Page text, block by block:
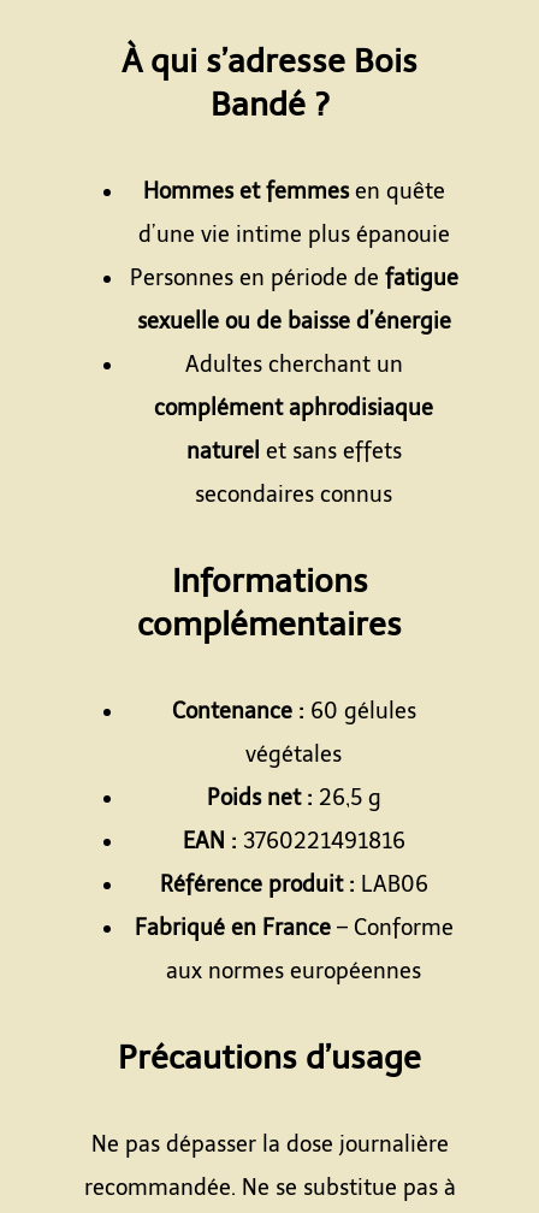
À qui s’adresse Bois
Bandé ?
Hommes et femmesen quête
d’une vie intime plus épanouie
Personnes en période de fatigue
sexuelle ou de baisse d’énergie
Adultes cherchant un
complément aphrodisiaque
naturel et sans effets
secondaires connus
Informations
complémentaires
Contenance : 60 gélules
végétales
Poids net : 26,5 g
EAN : 3760221491816
Référence produit : LAB06
Fabriqué en France– Conforme
aux normes européennes
Précautions d’usage
Ne pas dépasser la dose journalière
recommandée. Ne se substitue pas à